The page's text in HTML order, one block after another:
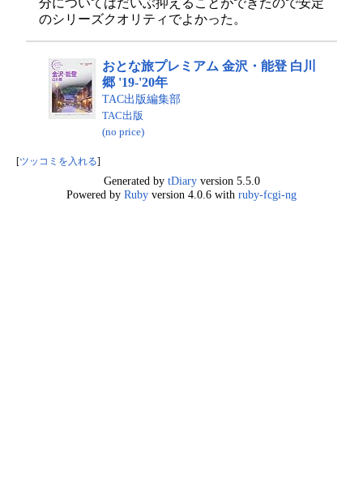
分についてはだいぶ抑えることができたので安定
のシリーズクオリティでよかった。
おとな旅プレミアム 金沢・能登 白川
郷 '19-'20年
TAC出版編集部
TAC出版
(no price)
[ツッコミを入れる]
Generated by tDiaryversion 5.5.0
Powered by Ruby version 4.0.6 with ruby-fcgi-ng